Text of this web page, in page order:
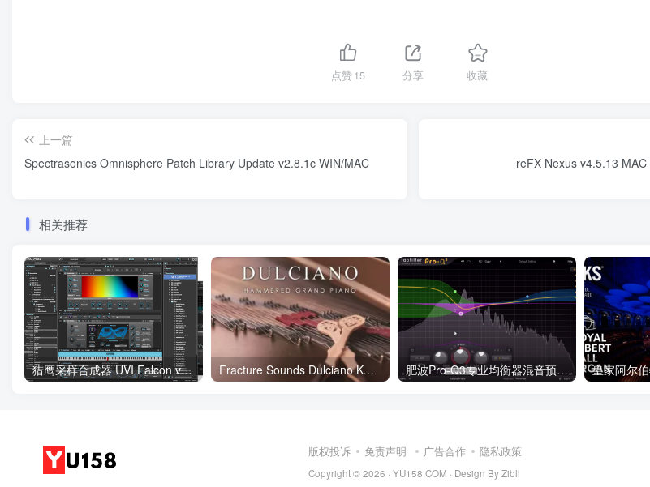
点赞15 分享 收藏
上一篇
Spectrasonics Omnisphere Patch Library Update v2.8.1c WIN/MAC
reFX Nexus v4.5.13 MAC
相关推荐
猎鹰采样合成器 UVI Falcon v2.5.3（含原厂音色库+安装教程）WIN Fracture Sounds Dulciano KONTAKT扬琴锤演奏三角钢琴康泰克格式 肥波Pro-Q3专业均衡器混音预置 Streaky FabFilter Pro-Q3 Presets
版权投诉 免责声明 广告合作 隐私政策
Copyright © 2026 · YU158.COM · Design By Zibll